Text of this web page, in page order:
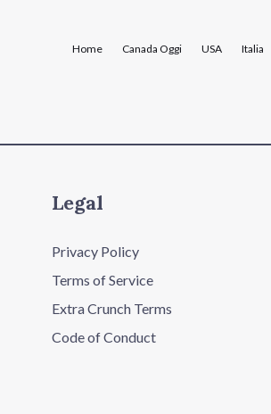
Home Canada Oggi USA Italia
Legal
Privacy Policy
Terms of Service
Extra Crunch Terms
Code of Conduct